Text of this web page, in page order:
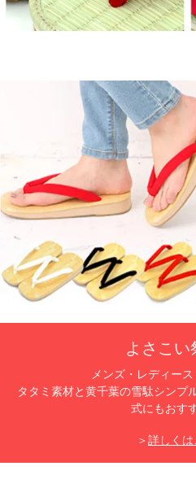
よさこい
メンズ・レディー
タタミ素材と黄千葉の雪駄シンプ
式にもおす
＞詳しくは